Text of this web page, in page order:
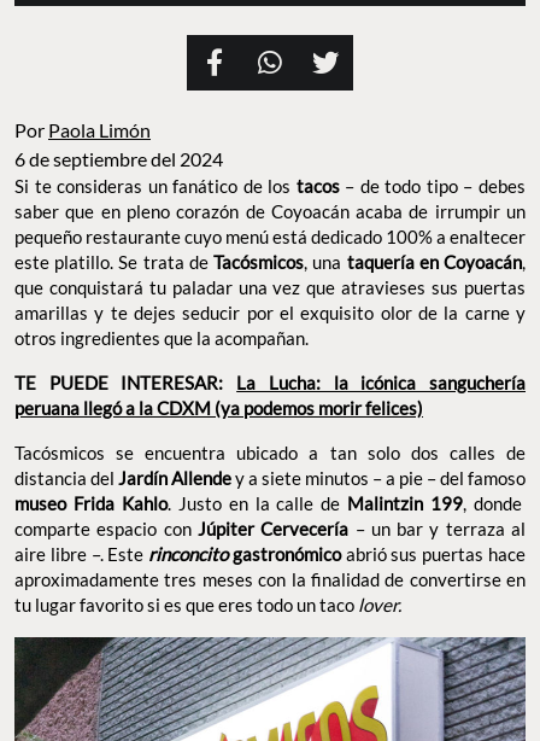
Por Paola Limón
6 de septiembre del 2024
Si te consideras un fanático de los tacos– de todo tipo – debes
saber que en pleno corazón de Coyoacán acaba de irrumpir un
pequeño restaurante cuyo menú está dedicado 100% a enaltecer
este platillo. Se trata deTacósmicos, una taquería en Coyoacán,
que conquistará tu paladar una vez que atravieses sus puertas
amarillas y te dejes seducir por el exquisito olor de la carne y
otros ingredientes que la acompañan.
TE PUEDE INTERESAR: La Lucha: la icónica sanguchería
peruana llegó a la CDXM (ya podemos morir felices)
Tacósmicos se encuentra ubicado a tan solo dos calles de
distancia del Jardín Allendey a siete minutos – a pie – del famoso
museo Frida Kahlo. Justo en la calle de Malintzin 199, donde
comparte espacio conJúpiter Cervecería – un bar y terraza al
aire libre –. Este rinconcitogastronómicoabrió sus puertas hace
aproximadamente tres meses con la finalidad de convertirse en
tu lugar favorito si es que eres todo untaco lover.